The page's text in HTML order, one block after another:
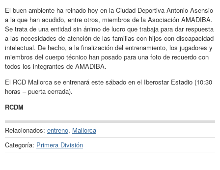
El buen ambiente ha reinado hoy en la Ciudad Deportiva Antonio Asensio
a la que han acudido, entre otros, miembros de la Asociación AMADIBA.
Se trata de una entidad sin ánimo de lucro que trabaja para dar respuesta
a las necesidades de atención de las familias con hijos con discapacidad
intelectual. De hecho, a la finalización del entrenamiento, los jugadores y
miembros del cuerpo técnico han posado para una foto de recuerdo con
todos los integrantes de AMADIBA.
El RCD Mallorca se entrenará este sábado en el Iberostar Estadio (10:30
horas – puerta cerrada).
RCDM
Relacionados: entreno, Mallorca
Categoría: Primera División